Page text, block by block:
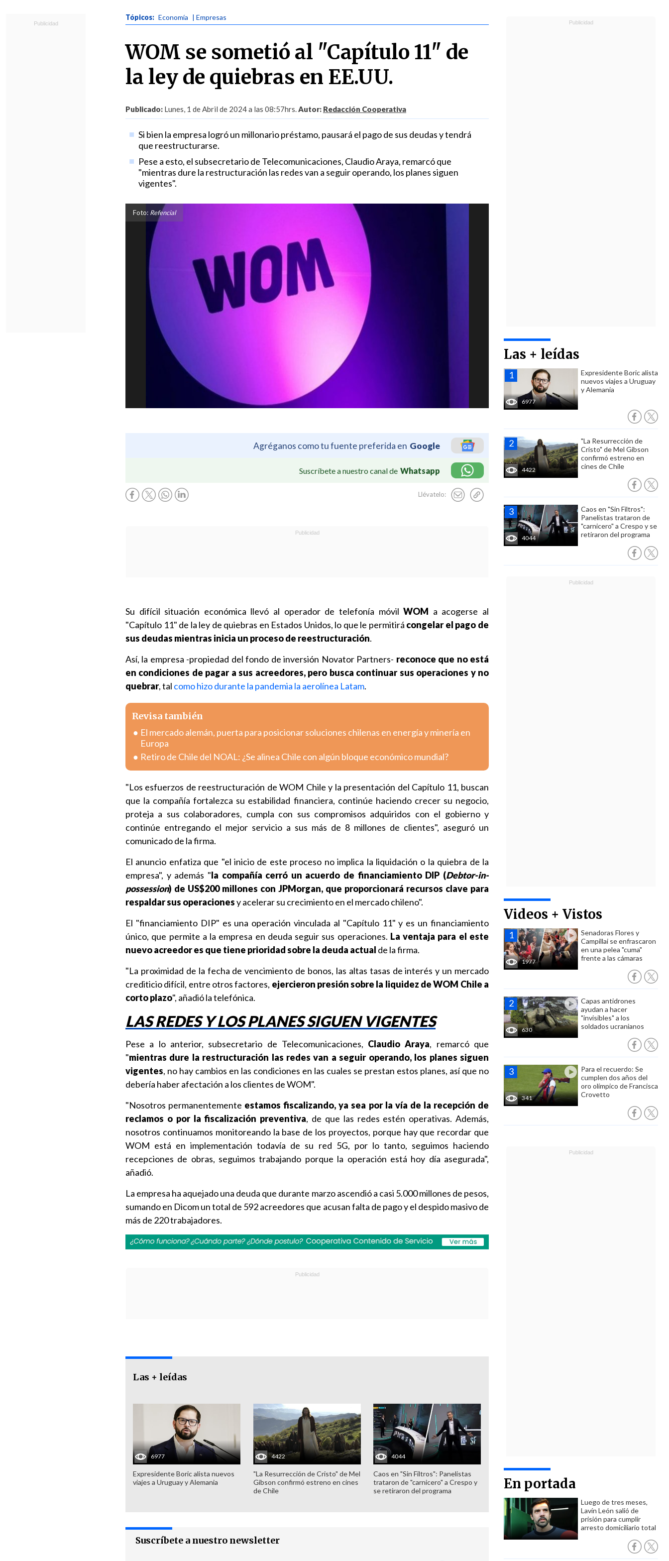
Tópicos: Economía | Empresas
WOM se sometió al "Capítulo 11" de
la ley de quiebras en EE.UU.
Publicado: Lunes, 1 de Abril de 2024 a las 08:57hrs.Autor: Redacción Cooperativa
Si bien la empresa logró un millonario préstamo, pausará el pago de sus deudas y tendrá
que reestructurarse.
Pese a esto, el subsecretario de Telecomunicaciones, Claudio Araya, remarcó que
"mientras dure la restructuración las redes van a seguir operando, los planes siguen
vigentes".
Foto: Refencial
Agréganos como tu fuente preferida en Google
Suscríbete a nuestro canal de Whatsapp
Llévatelo:
Las + leídas
6977
Expresidente Boric alista
nuevos viajes a Uruguay
y Alemania
4422
"La Resurrección de
Cristo" de Mel Gibson
confirmó estreno en
cines de Chile
4044
Caos en "Sin Filtros":
Panelistas trataron de
"carnicero" a Crespo y se
retiraron del programa
Videos + Vistos
1977
Senadoras Flores y
Campillai se enfrascaron
en una pelea "cuma"
frente a las cámaras
630
Capas antidrones
ayudan a hacer
"invisibles" a los
soldados ucranianos
341
Para el recuerdo: Se
cumplen dos años del
oro olímpico de Francisca
Crovetto
En portada
Luego de tres meses,
Lavín León salió de
prisión para cumplir
arresto domiciliario total
Su difícil situación económica llevó al operador de telefonía móvilWOM a acogerse al
"Capítulo 11" de la ley de quiebras en Estados Unidos, lo que le permitirá congelar el pago de
sus deudas mientras inicia un proceso de reestructuración.
Así, la empresa -propiedad del fondo de inversión Novator Partners- reconoce que no está
en condiciones de pagar a sus acreedores, pero busca continuar sus operaciones y no
quebrar, tal como hizo durante la pandemia la aerolínea Latam.
Revisa también
El mercado alemán, puerta para posicionar soluciones chilenas en energía y minería en
Europa
Retiro de Chile del NOAL: ¿Se alinea Chile con algún bloque económico mundial?
"Los esfuerzos de reestructuración de WOM Chile y la presentación del Capítulo 11, buscan
que la compañía fortalezca su estabilidad financiera, continúe haciendo crecer su negocio,
proteja a sus colaboradores, cumpla con sus compromisos adquiridos con el gobierno y
continúe entregando el mejor servicio a sus más de 8 millones de clientes", aseguró un
comunicado de la firma.
El anuncio enfatiza que "el inicio de este proceso no implica la liquidación o la quiebra de la
empresa", y además "la compañía cerró un acuerdo de financiamiento DIP (Debtor-in-
possession) de US$200 millones con JPMorgan, que proporcionará recursos clave para
respaldar sus operacionesy acelerar su crecimiento en el mercado chileno".
El "financiamiento DIP" es una operación vinculada al "Capítulo 11" y es un financiamiento
único, que permite a la empresa en deuda seguir sus operaciones. La ventaja para el este
nuevo acreedor es que tiene prioridad sobre la deuda actual de la firma.
"La proximidad de la fecha de vencimiento de bonos, las altas tasas de interés y un mercado
crediticio difícil, entre otros factores, ejercieron presión sobre la liquidez de WOM Chile a
corto plazo", añadió la telefónica.
LAS REDES Y LOS PLANES SIGUEN VIGENTES
Pese a lo anterior, subsecretario de Telecomunicaciones, Claudio Araya, remarcó que
"mientras dure la restructuración las redes van a seguir operando, los planes siguen
vigentes, no hay cambios en las condiciones en las cuales se prestan estos planes, así que no
debería haber afectación a los clientes de WOM".
"Nosotros permanentemente estamos fiscalizando, ya sea por la vía de la recepción de
reclamos o por la fiscalización preventiva, de que las redes estén operativas. Además,
nosotros continuamos monitoreando la base de los proyectos, porque hay que recordar que
WOM está en implementación todavía de su red 5G, por lo tanto, seguimos haciendo
recepciones de obras, seguimos trabajando porque la operación está hoy día asegurada",
añadió.
La empresa ha aquejado una deuda que durante marzo ascendió a casi 5.000 millones de pesos,
sumando en Dicom un total de 592 acreedores que acusan falta de pago y el despido masivo de
más de 220 trabajadores.
Las + leídas
6977
Expresidente Boric alista nuevos
viajes a Uruguay y Alemania
4422
"La Resurrección de Cristo" de Mel
Gibson confirmó estreno en cines
de Chile
4044
Caos en "Sin Filtros": Panelistas
trataron de "carnicero" a Crespo y
se retiraron del programa
Suscríbete a nuestro newsletter